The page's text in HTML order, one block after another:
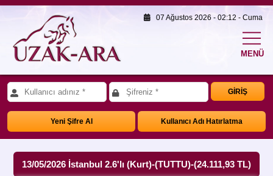
07 Ağustos 2026 - 02:12 - Cuma
MENÜ
GİRİŞ
Yeni Şifre Al Kullanıcı Adı Hatırlatma
13/05/2026 İstanbul 2.6'lı (Kurt)-(TUTTU)-(24.111,93 TL)